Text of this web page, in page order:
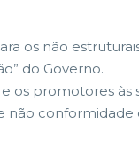
os não
do Governo.
promotores às
não conformidade